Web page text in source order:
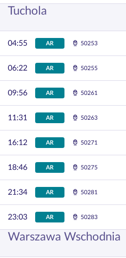
Tuchola
04:55 AR 50253
06:22 AR 50255
09:56 AR 50261
11:31 AR 50263
16:12 AR 50271
18:46 AR 50275
21:34 AR 50281
23:03 AR 50283
Warszawa Wschodnia